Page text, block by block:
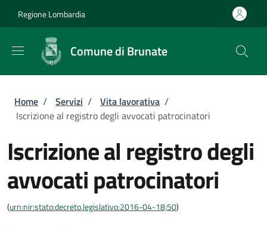
Regione Lombardia
Comune di Brunate
Briciole di pane
Home / Servizi / Vita lavorativa /
Iscrizione al registro degli avvocati patrocinatori
Iscrizione al registro degli
avvocati patrocinatori
(urn:nir:stato:decreto.legislativo:2016-04-18;50)